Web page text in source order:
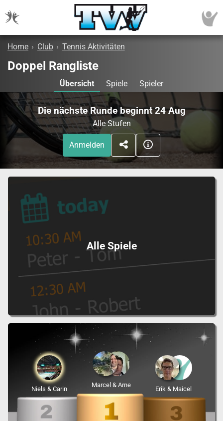
Home › Club › Tennis Aktivitäten
Doppel Rangliste
Übersicht Spiele Spieler
Die nächste Runde beginnt 24 Aug
Alle Stufen
Anmelden
Alle Spiele
Marcel & Arne
Niels & Carin Erik & Maicel